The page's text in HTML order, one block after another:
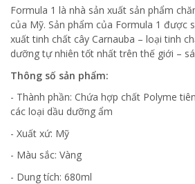
Formula 1 là nhà sản xuất sản phẩm
của Mỹ. Sản phẩm của Formula 1 được
xuất tinh chất cây Carnauba – loại tinh
dưỡng tự nhiên tốt nhất trên thế giới –
Thông số sản phẩm:
- Thành phần: Chứa hợp chất Polyme
các loại dầu dưỡng ẩm
- Xuất xứ: Mỹ
- Màu sắc: Vàng
- Dung tích: 680ml